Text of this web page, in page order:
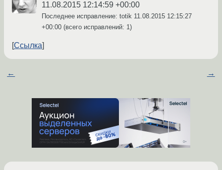
11.08.2015 12:14:59 +00:00
Последнее исправление: totik 11.08.2015 12:15:27
+00:00 (всего исправлений: 1)
Ссылка
← →